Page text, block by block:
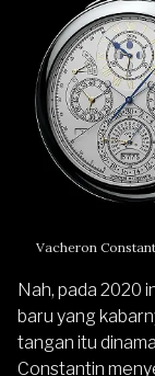
Vacheron
Nah, pada 2020
baru yang
tangan itu
Constantin